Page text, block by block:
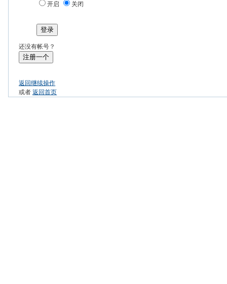
开启
关闭
登录
还没有帐号？
注册一个
返回继续操作
或者返回首页